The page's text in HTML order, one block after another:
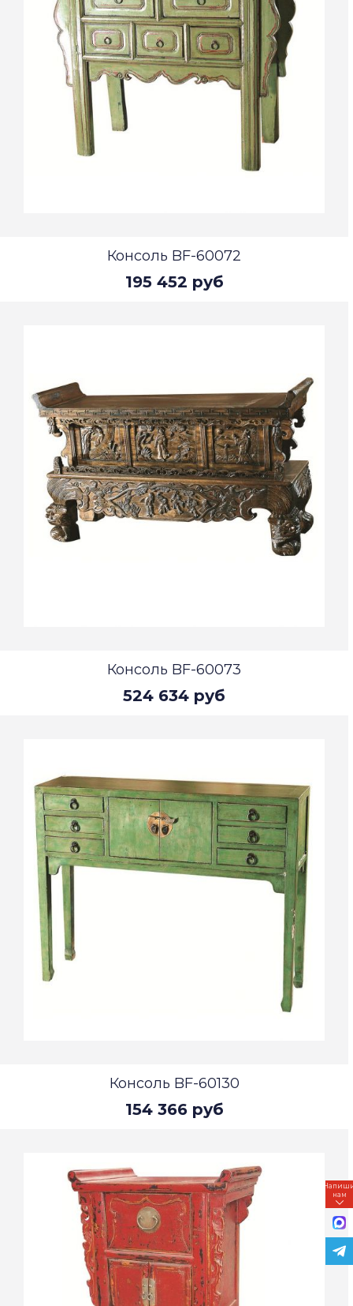
Консоль BF-60072
195 452 руб
Консоль BF-60073
524 634 руб
Консоль BF-60130
154 366 руб
нам